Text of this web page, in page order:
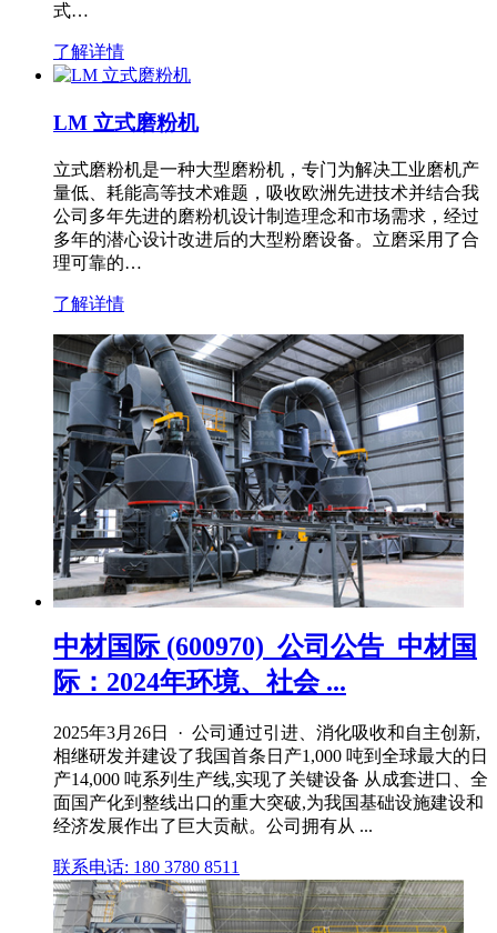
式…
了解详情
LM 立式磨粉机
立式磨粉机是一种大型磨粉机，专门为解决工业磨机产
量低、耗能高等技术难题，吸收欧洲先进技术并结合我
公司多年先进的磨粉机设计制造理念和市场需求，经过
多年的潜心设计改进后的大型粉磨设备。立磨采用了合
理可靠的…
了解详情
中材国际 (600970)_公司公告_中材国
际：2024年环境、社会 ...
2025年3月26日 · 公司通过引进、消化吸收和自主创新,
相继研发并建设了我国首条日产1,000 吨到全球最大的日
产14,000 吨系列生产线,实现了关键设备 从成套进口、全
面国产化到整线出口的重大突破,为我国基础设施建设和
经济发展作出了巨大贡献。公司拥有从 ...
联系电话: 180 3780 8511